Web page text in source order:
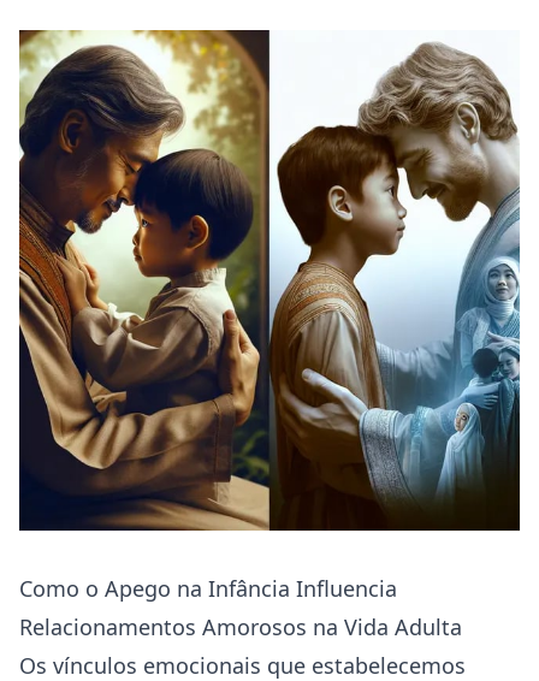
Como o Apego na Infância Influencia
Relacionamentos Amorosos na Vida Adulta
Os vínculos emocionais que estabelecemos